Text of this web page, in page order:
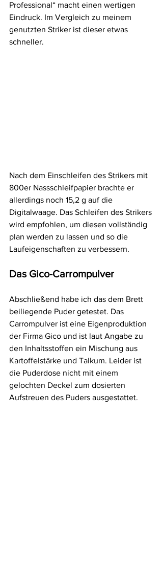
Professional“ macht einen wertigen
Eindruck. Im Vergleich zu meinem
genutzten Striker ist dieser etwas
schneller.
Nach dem Einschleifen des Strikers mit
800er Nassschleifpapier brachte er
allerdings noch 15,2 g auf die
Digitalwaage. Das Schleifen des Strikers
wird empfohlen, um diesen vollständig
plan werden zu lassen und so die
Laufeigenschaften zu verbessern.
Das Gico-Carrompulver
Abschließend habe ich das dem Brett
beiliegende Puder getestet. Das
Carrompulver ist eine Eigenproduktion
der Firma Gico und ist laut Angabe zu
den Inhaltsstoffen ein Mischung aus
Kartoffelstärke und Talkum. Leider ist
die Puderdose nicht mit einem
gelochten Deckel zum dosierten
Aufstreuen des Puders ausgestattet.